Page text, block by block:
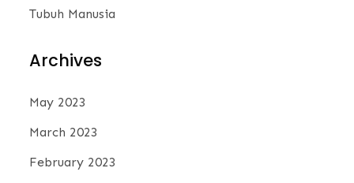
Tubuh Manusia
Archives
May 2023
March 2023
February 2023